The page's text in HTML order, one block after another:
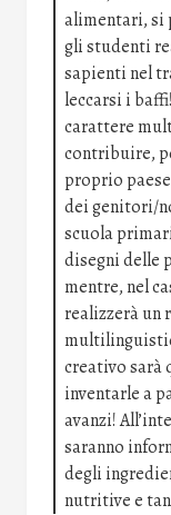
alimentari, si
gli studenti
sapienti nel
leccarsi i
carattere
contribuire,
proprio
dei genitori/
scuola
disegni delle
mentre, nel
realizzerà un
creativo sarà
inventarle a
avanzi!
saranno
degli
nutritive e